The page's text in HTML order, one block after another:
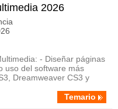
2026
- Diseñar páginas
uso del software más
Dreamweaver CS3 y
Temario